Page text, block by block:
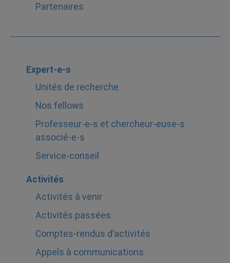
Partenaires
Expert-e-s
Unités de recherche
Nos fellows
Professeur-e-s et chercheur-euse-s
associé-e-s
Service-conseil
Activités
Activités à venir
Activités passées
Comptes-rendus d’activités
Appels à communications